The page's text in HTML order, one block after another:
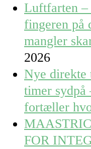
Luftfarten
fingeren på
mangler
2026
Nye direkte
timer
fortæller
FOR